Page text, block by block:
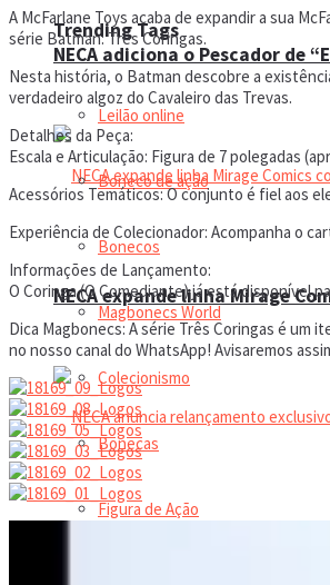
NECA adiciona o Pescador de
NECA expande linha Mirage
NECA anuncia relançamento
Trending Tags
Leilão online
Boneco de ação
Bonecos
Magbonecs World
Colecionismo
Bonecas
Figura de Ação
A McFarlane Toys acaba de expandir a sua
série Batman: Três Coringas.
Nesta história, o Batman descobre a
verdadeiro algoz do Cavaleiro das Trevas.
Detalhes da Peça:
Escala e Articulação: Figura de 7 polegadas
Acessórios Temáticos: O conjunto é fiel aos
Experiência de Colecionador: Acompanha o
Informações de Lançamento:
O Coringa (O Comediante) já está disponível
Dica Magbonecs: A série Três Coringas é um
no nosso canal do WhatsApp! Avisaremos